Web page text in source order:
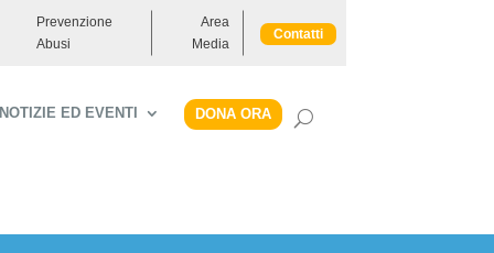
Prevenzione
Abusi
Area
Media
Contatti
NOTIZIE ED EVENTI DONA ORA